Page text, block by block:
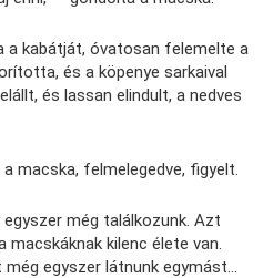
a kabátját, óvatosan felemelte a
és a köpenye sarkaival
és lassan elindult, a nedves
macska, felmelegedve, figyelt.
még találkozunk. Azt
macskáknak kilenc élete van.
egyszer látnunk egymást…